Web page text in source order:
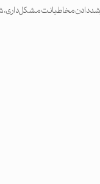
دادن مخاطبانت مشکل داری،